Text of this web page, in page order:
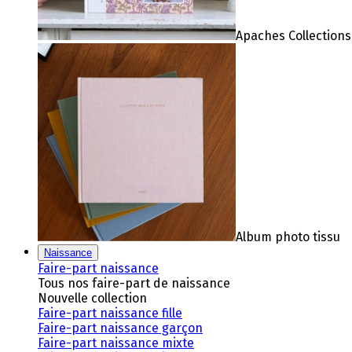
Apaches
Album photo tissu
Naissance
Faire-part naissance
Tous nos faire-part de naissance
Nouvelle collection
Faire-part naissance fille
Faire-part naissance garçon
Faire-part naissance mixte